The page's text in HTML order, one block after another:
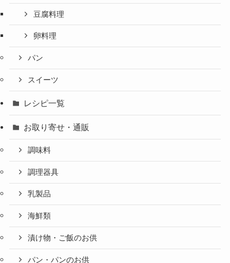
豆腐料理
卵料理
パン
スイーツ
レシピ一覧
お取り寄せ・通販
調味料
調理器具
乳製品
海鮮類
漬け物・ご飯のお供
パン・パンのお供